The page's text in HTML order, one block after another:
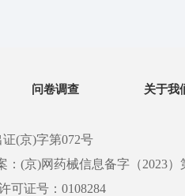
问卷调查 关于我
(京)字第072号
(京)网药械信息备字（2023）
可证号：0108284